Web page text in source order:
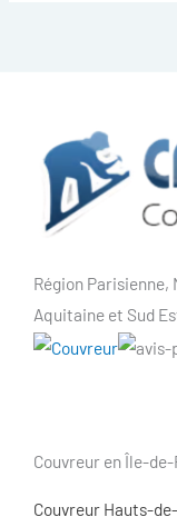
Région
Aquitaine et Sud
Couvreur en Île-
Couvreur Hauts-